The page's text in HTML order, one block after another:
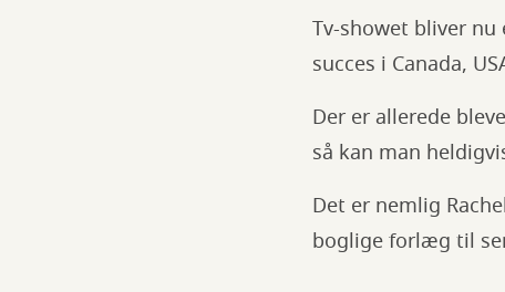
Tv-showet bliver
succes i Canada,
Der er allerede
så kan man
Det er nemlig
boglige forlæg til